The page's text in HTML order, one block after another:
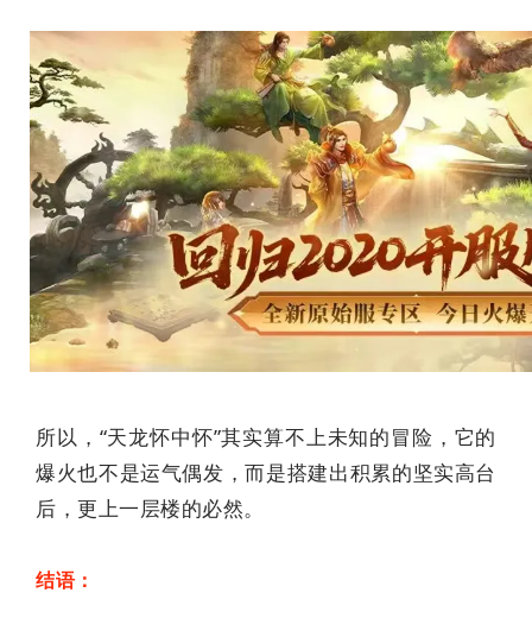
所以，“天龙怀中怀”其实算不上未知的冒险，它的
爆火也不是运气偶发，而是搭建出积累的坚实高台
后，更上一层楼的必然。
结语：